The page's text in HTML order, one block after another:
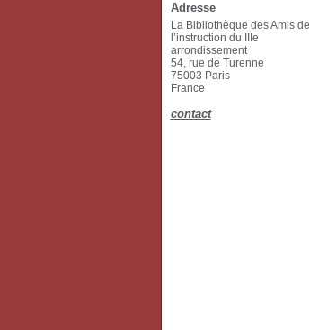
Adresse
La Bibliothèque des Amis de
l’instruction du IIIe
arrondissement
54, rue de Turenne
75003 Paris
France
contact